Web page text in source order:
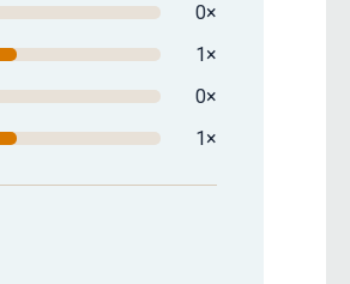
0×
1×
0×
1×